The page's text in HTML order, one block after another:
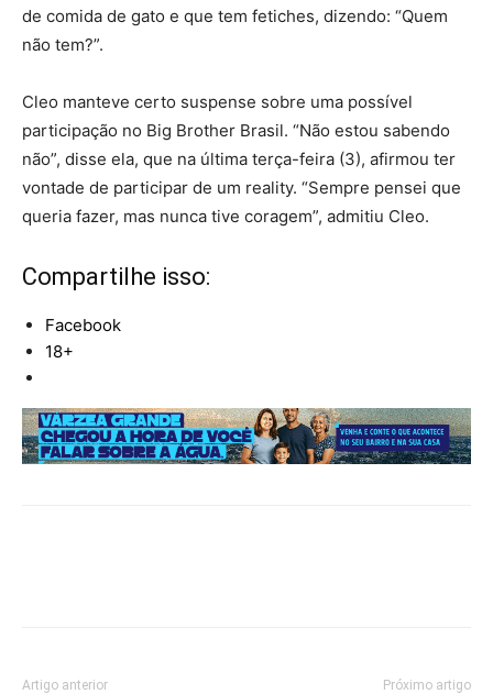
de comida de gato e que tem fetiches, dizendo: “Quem
não tem?”.
Cleo manteve certo suspense sobre uma possível
participação no Big Brother Brasil. “Não estou sabendo
não”, disse ela, que na última terça-feira (3), afirmou ter
vontade de participar de um reality. “Sempre pensei que
queria fazer, mas nunca tive coragem”, admitiu Cleo.
Compartilhe isso:
Facebook
18+
Artigo anterior Próximo artigo